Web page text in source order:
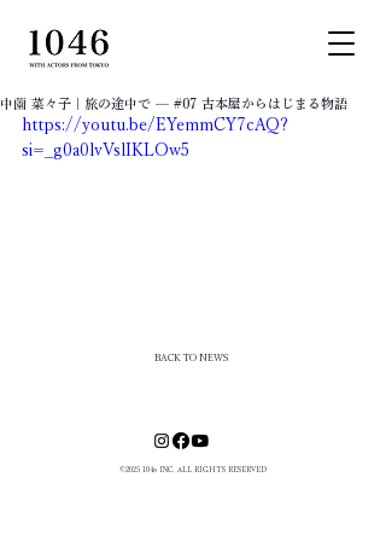
中薗 菜々子｜旅の途中で — #07 古本屋からはじまる物語
https://youtu.be/EYemmCY7cAQ?
si=_g0a0lvVslIKLOw5
BACK TO NEWS
©2025 1046 INC. ALL RIGHTS RESERVED